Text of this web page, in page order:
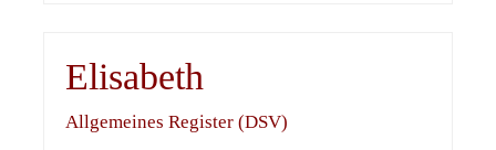
Elisabeth
Allgemeines Register (DSV)